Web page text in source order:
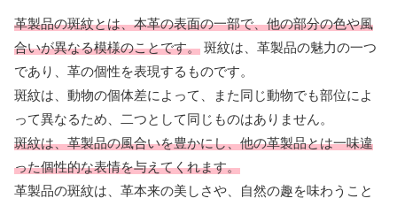
革製品の斑紋とは、本革の表面の一部で、他の部分の色や風
合いが異なる模様のことです。 斑紋は、革製品の魅力の一つ
であり、革の個性を表現するものです。
斑紋は、動物の個体差によって、また同じ動物でも部位によ
って異なるため、二つとして同じものはありません。
斑紋は、革製品の風合いを豊かにし、他の革製品とは一味違
った個性的な表情を与えてくれます。
革製品の斑紋は、革本来の美しさや、自然の趣を味わうこと